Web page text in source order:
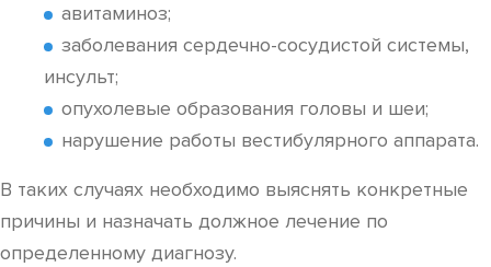
авитаминоз;
заболевания сердечно-сосудистой системы,
инсульт;
опухолевые образования головы и шеи;
нарушение работы вестибулярного аппарата.
В таких случаях необходимо выяснять конкретные
причины и назначать должное лечение по
определенному диагнозу.